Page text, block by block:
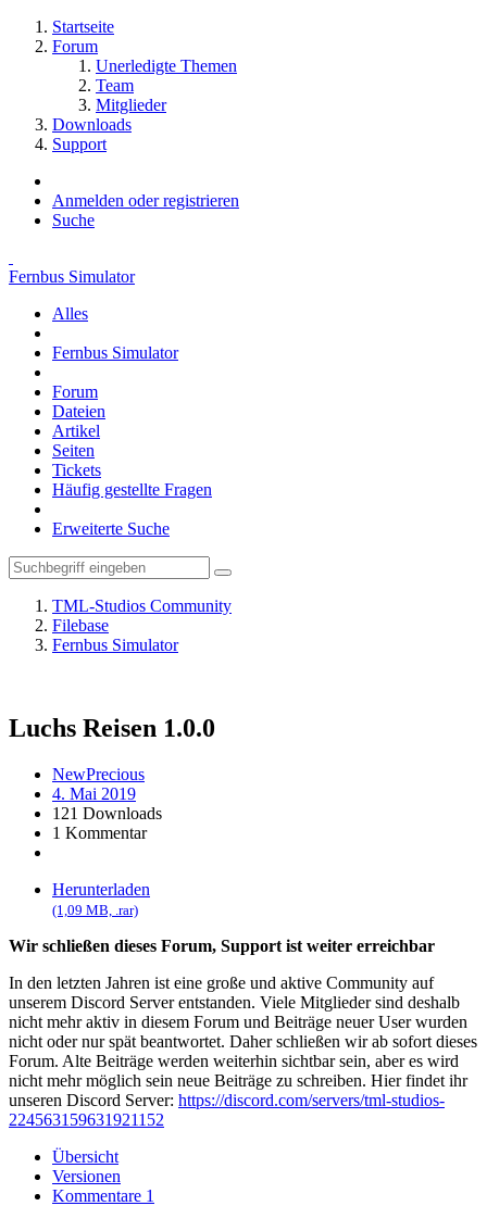
Startseite
Forum
Unerledigte Themen
Team
Mitglieder
Downloads
Support
Anmelden oder registrieren
Suche
Fernbus Simulator
Alles
Fernbus Simulator
Forum
Dateien
Artikel
Seiten
Tickets
Häufig gestellte Fragen
Erweiterte Suche
TML-Studios Community
Filebase
Fernbus Simulator
Luchs Reisen 1.0.0
NewPrecious
4. Mai 2019
121 Downloads
1 Kommentar
Herunterladen
(1,09 MB, .rar)
Wir schließen dieses Forum, Support ist weiter erreichbar
In den letzten Jahren ist eine große und aktive Community auf
unserem Discord Server entstanden. Viele Mitglieder sind deshalb
nicht mehr aktiv in diesem Forum und Beiträge neuer User wurden
nicht oder nur spät beantwortet. Daher schließen wir ab sofort dieses
Forum. Alte Beiträge werden weiterhin sichtbar sein, aber es wird
nicht mehr möglich sein neue Beiträge zu schreiben. Hier findet ihr
unseren Discord Server: https://discord.com/servers/tml-studios-
224563159631921152
Übersicht
Versionen
Kommentare 1